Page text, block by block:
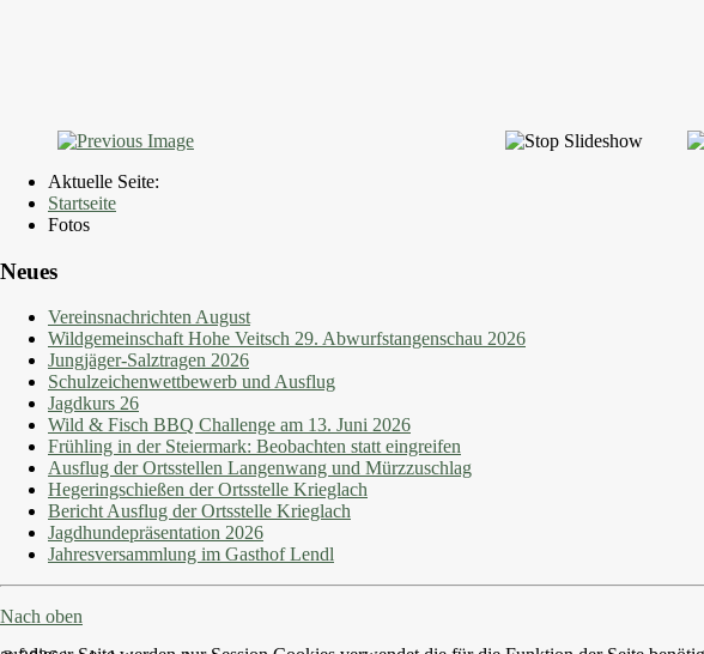
Aktuelle Seite:
Startseite
Fotos
Neues
Vereinsnachrichten August
Wildgemeinschaft Hohe Veitsch 29. Abwurfstangenschau 2026
Jungjäger-Salztragen 2026
Schulzeichenwettbewerb und Ausflug
Jagdkurs 26
Wild & Fisch BBQ Challenge am 13. Juni 2026
Frühling in der Steiermark: Beobachten statt eingreifen
Ausflug der Ortsstellen Langenwang und Mürzzuschlag
Hegeringschießen der Ortsstelle Krieglach
Bericht Ausflug der Ortsstelle Krieglach
Jagdhundepräsentation 2026
Jahresversammlung im Gasthof Lendl
Nach oben